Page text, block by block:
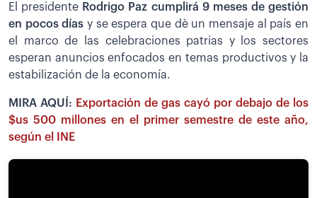
El presidente Rodrigo Paz cumplirá 9 meses de gestión
en pocos días y se espera que dè un mensaje al país en
el marco de las celebraciones patrias y los sectores
esperan anuncios enfocados en temas productivos y la
estabilización de la economía.
MIRA AQUÍ: Exportación de gas cayó por debajo de los
$us 500 millones en el primer semestre de este año,
según el INE